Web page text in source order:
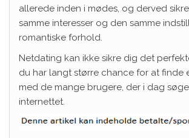
allerede inden i mødes, og derved
samme interesser og den samme
romantiske forhold.
Netdating kan ikke sikre dig det
du har langt større chance for at finde
med de mange brugere, der i dag
internettet.